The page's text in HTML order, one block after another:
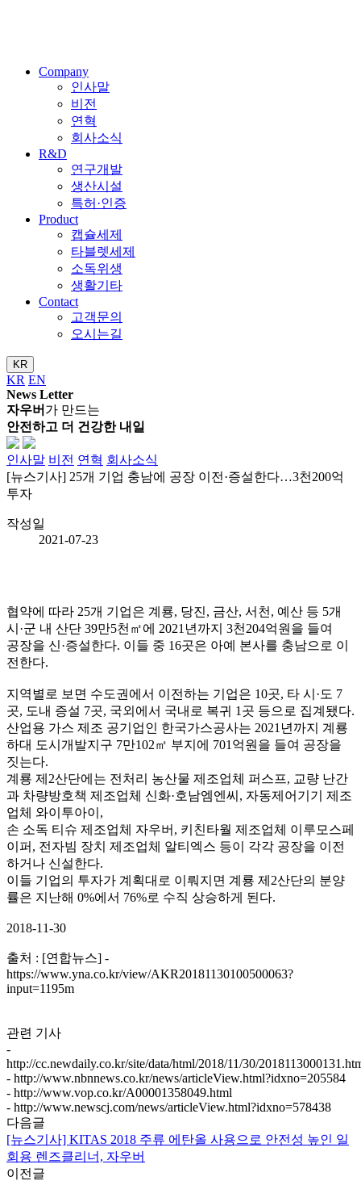
Company
인사말
비전
연혁
회사소식
R&D
연구개발
생산시설
특허·인증
Product
캡슐세제
타블렛세제
소독위생
생활기타
Contact
고객문의
오시는길
KR
KR EN
News Letter
자우버 가 만드는
안전하고 더 건강한 내일
인사말 비전 연혁 회사소식
[뉴스기사] 25개 기업 충남에 공장 이전·증설한다…3천200억
투자
작성일
2021-07-23
협약에 따라 25개 기업은 계룡, 당진, 금산, 서천, 예산 등 5개
시·군 내 산단 39만5천㎡에 2021년까지 3천204억원을 들여
공장을 신·증설한다. 이들 중 16곳은 아예 본사를 충남으로 이
전한다.
지역별로 보면 수도권에서 이전하는 기업은 10곳, 타 시·도 7
곳, 도내 증설 7곳, 국외에서 국내로 복귀 1곳 등으로 집계됐다.
산업용 가스 제조 공기업인 한국가스공사는 2021년까지 계룡
하대 도시개발지구 7만102㎡ 부지에 701억원을 들여 공장을
짓는다.
계룡 제2산단에는 전처리 농산물 제조업체 퍼스프, 교량 난간
과 차량방호책 제조업체 신화·호남엠엔씨, 자동제어기기 제조
업체 와이투아이,
손 소독 티슈 제조업체 자우버, 키친타월 제조업체 이루모스페
이퍼, 전자빔 장치 제조업체 알티엑스 등이 각각 공장을 이전
하거나 신설한다.
이들 기업의 투자가 계획대로 이뤄지면 계룡 제2산단의 분양
률은 지난해 0%에서 76%로 수직 상승하게 된다.
2018-11-30
출처 : [연합뉴스] -
https://www.yna.co.kr/view/AKR20181130100500063?
input=1195m
관련 기사
-
http://cc.newdaily.co.kr/site/data/html/2018/11/30/
- http://www.nbnnews.co.kr/news/articleView.html?idxno=205584
- http://www.vop.co.kr/A00001358049.html
- http://www.newscj.com/news/articleView.html?idxno=578438
다음글
[뉴스기사] KITAS 2018 주류 에탄올 사용으로 안전성 높인 일
회용 렌즈클리너, 자우버
이전글